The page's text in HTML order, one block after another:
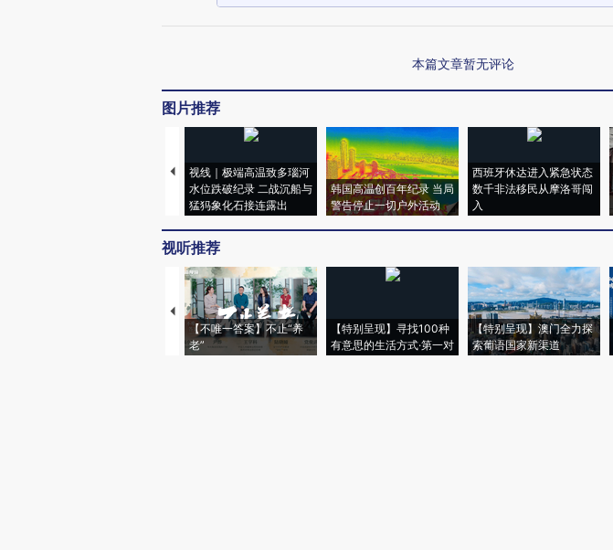
本篇文章暂无评论
图片推荐
视线｜极端高温致多瑙河
水位跌破纪录 二战沉船与
猛犸象化石接连露出
韩国高温创百年纪录 当局
警告停止一切户外活动
西班牙休达进入紧急状态
数千非法移民从摩洛哥闯
入
视听推荐
【不唯一答案】不止“养
老”
【特别呈现】寻找100种
有意思的生活方式·第一对
【特别呈现】澳门全力探
索葡语国家新渠道